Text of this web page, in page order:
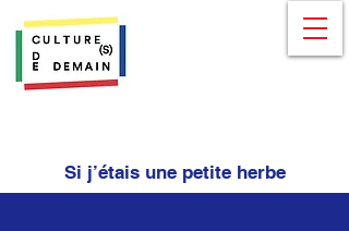
Si j’étais une petite herbe